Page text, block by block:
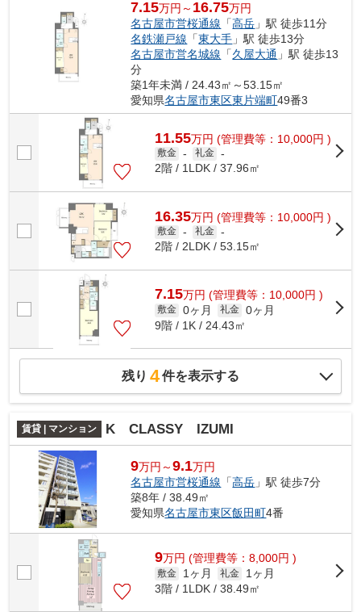
7.15万円～ 16.75万円
名古屋市営桜通線 「高岳 」駅 徒歩11分
名鉄瀬戸線 「東大手 」駅 徒歩13分
名古屋市営名城線 「久屋大通 」駅 徒歩13
分
築1年未満 / 24.43㎡～53.15㎡
愛知県名古屋市東区東片端町49番3
11.55万円 (管理費等：10,000円 )
敷金 - 礼金 -
2階 / 1LDK / 37.96㎡
16.35万円 (管理費等：10,000円 )
敷金 - 礼金 -
2階 / 2LDK / 53.15㎡
7.15万円 (管理費等：10,000円 )
敷金 0ヶ月 礼金 0ヶ月
9階 / 1K / 24.43㎡
残り 4件を表示する
賃貸 | マンション K CLASSY IZUMI
9万円～9.1万円
名古屋市営桜通線 「高岳 」駅 徒歩7分
築8年 / 38.49㎡
愛知県名古屋市東区飯田町4番
9万円 (管理費等：8,000円 )
敷金 1ヶ月 礼金
1ヶ月
3階 / 1LDK / 38.49㎡